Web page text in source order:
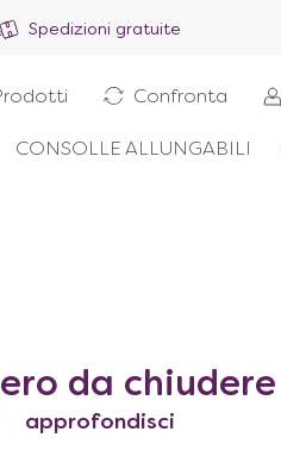
Spedizioni gratuite
CONSOLLE ALLUNGABILI
Confronta
da chiudere
approfondisci